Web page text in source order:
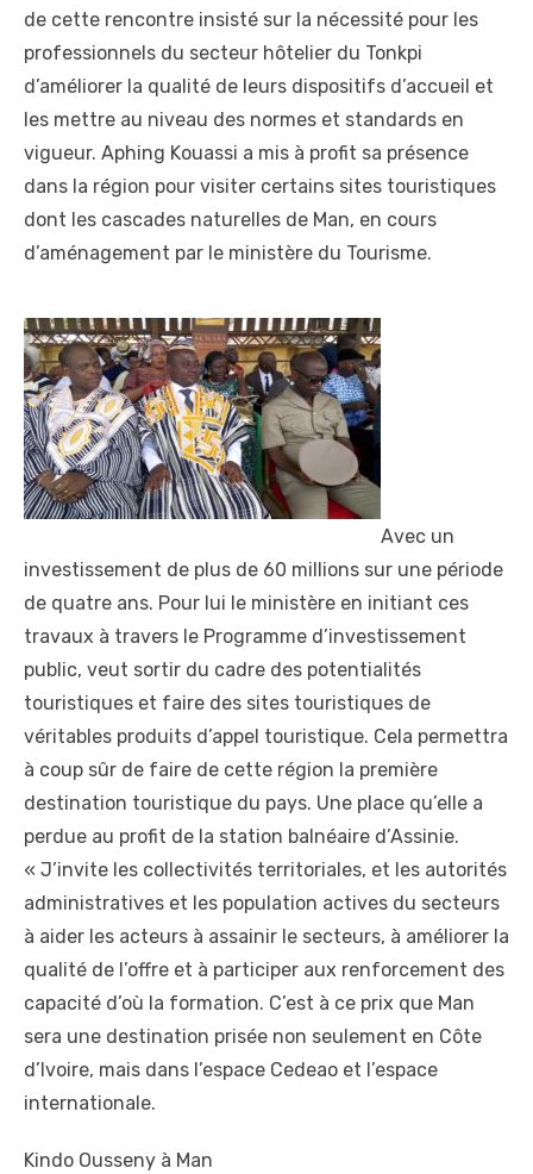
de cette rencontre insisté sur la nécessité pour les
professionnels du secteur hôtelier du Tonkpi
d’améliorer la qualité de leurs dispositifs d’accueil et
les mettre au niveau des normes et standards en
vigueur. Aphing Kouassi a mis à profit sa présence
dans la région pour visiter certains sites touristiques
dont les cascades naturelles de Man, en cours
d’aménagement par le ministère du Tourisme.
Avec un
investissement de plus de 60 millions sur une période
de quatre ans. Pour lui le ministère en initiant ces
travaux à travers le Programme d’investissement
public, veut sortir du cadre des potentialités
touristiques et faire des sites touristiques de
véritables produits d’appel touristique. Cela permettra
à coup sûr de faire de cette région la première
destination touristique du pays. Une place qu’elle a
perdue au profit de la station balnéaire d’Assinie.
« J’invite les collectivités territoriales, et les autorités
administratives et les population actives du secteurs
à aider les acteurs à assainir le secteurs, à améliorer la
qualité de l’offre et à participer aux renforcement des
capacité d’où la formation. C’est à ce prix que Man
sera une destination prisée non seulement en Côte
d’Ivoire, mais dans l’espace Cedeao et l’espace
internationale.
Kindo Ousseny à Man